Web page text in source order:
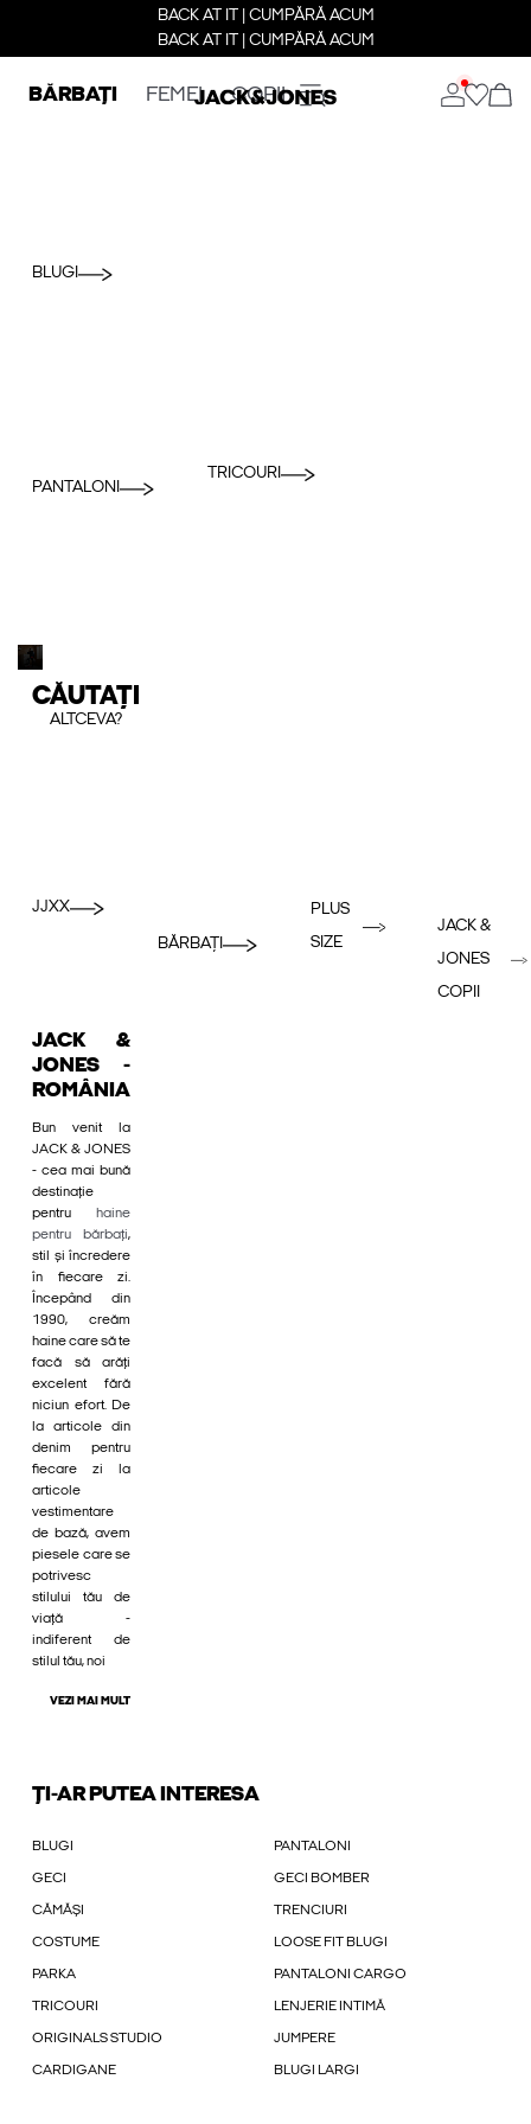
BACK AT IT | CUMPĂRĂ ACUM
BACK AT IT | CUMPĂRĂ ACUM
BĂRBAȚI FEMEI COPII
BLUGI
PANTALONI
TRICOURI
CĂUTAȚI
ALTCEVA?
JJXX
BĂRBAȚI
PLUS
SIZE
JACK &
JONES
COPII
JACK &
JONES -
ROMÂNIA
Bun venit la
JACK & JONES
- cea mai bună
destinație
pentru haine
pentru bărbați,
stil și încredere
în fiecare zi.
Începând din
1990, creăm
haine care să te
facă să arăți
excelent fără
niciun efort. De
la articole din
denim pentru
fiecare zi la
articole
vestimentare
de bază, avem
piesele care se
potrivesc
stilului tău de
viață -
indiferent de
stilul tău, noi
VEZI MAI MULT
ȚI-AR PUTEA INTERESA
BLUGI PANTALONI
GECI GECI BOMBER
CĂMĂȘI TRENCIURI
COSTUME LOOSE FIT BLUGI
PARKA PANTALONI CARGO
TRICOURI LENJERIE INTIMĂ
ORIGINALS STUDIO JUMPERE
CARDIGANE BLUGI LARGI